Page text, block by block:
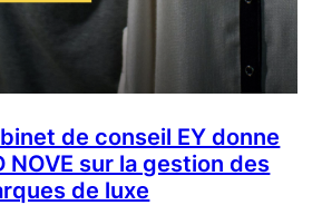
de conseil EY donne
NOVE sur la gestion des
de luxe